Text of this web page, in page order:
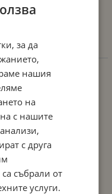
ползва?
... 34
за да
нашия
на
с нашите
с друга
събрали от
услуги.